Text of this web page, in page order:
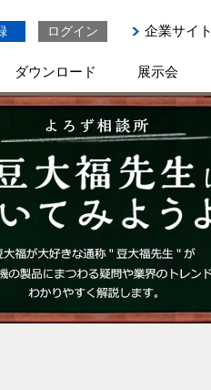
ログイン 企業サイト
ダウンロード 展示会